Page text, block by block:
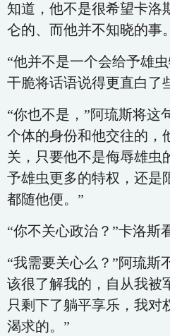
知道，他不是很希望卡洛
仑的、而他并不知晓的事。
“他并不是一个会给予雄
干脆将话语说得更直白了
“你也不是，”阿琉斯将这
个体的身份和他交往的，
关，只要他不是侮辱雄虫
予雄虫更多的特权，还是
都随他便。”
“你不关心政治？”卡洛斯
“我需要关心么？”阿琉斯
该很了解我的，自从我被
只剩下了躺平享乐，我对
渴求的。”